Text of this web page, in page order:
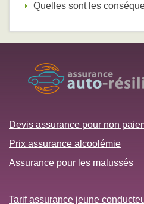
Quelles sont les
Devis assurance pour non
Prix assurance alcoolémie
Assurance pour les malussés
Tarif assurance jeune